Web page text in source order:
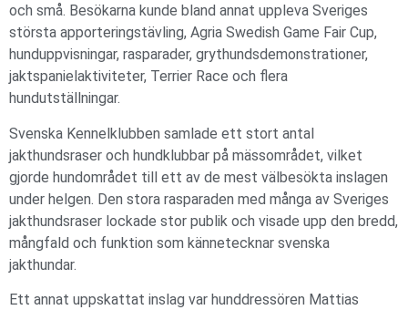
och små. Besökarna kunde bland annat uppleva Sveriges
största apporteringstävling, Agria Swedish Game Fair Cup,
hunduppvisningar, rasparader, grythundsdemonstrationer,
jaktspanielaktiviteter, Terrier Race och flera
hundutställningar.
Svenska Kennelklubben samlade ett stort antal
jakthundsraser och hundklubbar på mässområdet, vilket
gjorde hundområdet till ett av de mest välbesökta inslagen
under helgen. Den stora rasparaden med många av Sveriges
jakthundsraser lockade stor publik och visade upp den bredd,
mångfald och funktion som kännetecknar svenska
jakthundar.
Ett annat uppskattat inslag var hunddressören Mattias